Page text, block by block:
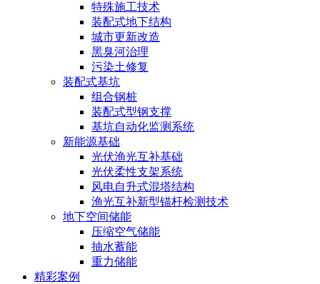
特殊施工技术
装配式地下结构
城市更新改造
黑臭河治理
污染土修复
装配式基坑
组合钢桩
装配式型钢支撑
基坑自动化监测系统
新能源基础
光伏渔光互补基础
光伏柔性支架系统
风电自升式混塔结构
渔光互补新型锚杆检测技术
地下空间储能
压缩空气储能
抽水蓄能
重力储能
精彩案例